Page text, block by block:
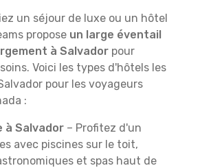
un séjour de luxe ou un hôtel
propose un large éventail
à Salvador pour
Voici les types d'hôtels les
pour les voyageurs
:
à Salvador – Profitez d'un
avec piscines sur le toit,
et spas haut de